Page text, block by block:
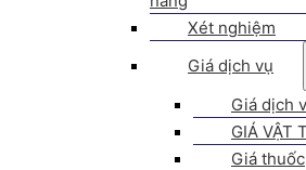
Xét nghiệm
Giá dịch vụ
Giá dịch
GIÁ VẬT
Giá thuốc